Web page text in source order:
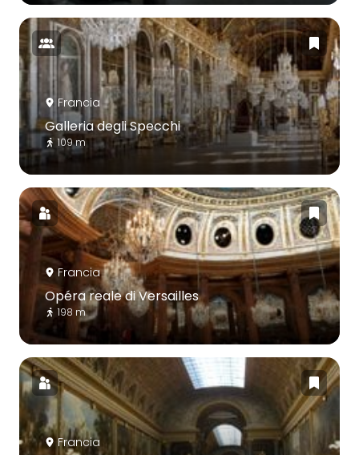
Francia
Galleria degli Specchi
109 m
Francia
Opéra reale di Versailles
198 m
Francia